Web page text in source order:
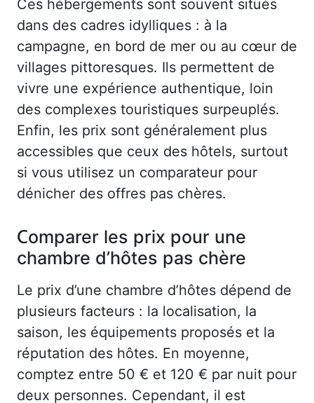
Ces hébergements sont souvent situés
dans des cadres idylliques : à la
campagne, en bord de mer ou au cœur de
villages pittoresques. Ils permettent de
vivre une expérience authentique, loin
des complexes touristiques surpeuplés.
Enfin, les prix sont généralement plus
accessibles que ceux des hôtels, surtout
si vous utilisez un comparateur pour
dénicher des offres pas chères.
Comparer les prix pour une
chambre d’hôtes pas chère
Le prix d’une chambre d’hôtes dépend de
plusieurs facteurs : la localisation, la
saison, les équipements proposés et la
réputation des hôtes. En moyenne,
comptez entre 50 € et 120 € par nuit pour
deux personnes. Cependant, il est